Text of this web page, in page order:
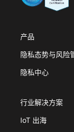
产品
隐私态势与风险
隐私中心
行业解决方案
IoT 出海